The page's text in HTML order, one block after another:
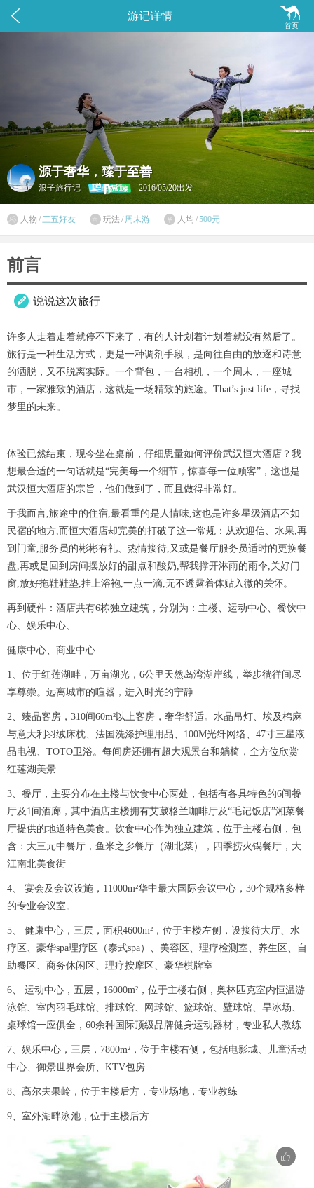
 
首页
游记详情
源于奢华，臻于至善
浪子旅行记 2016/05/20出发
 人物 / 三五好友  玩法 / 周末游  人均 /500元
前言
 说说这次旅行
许多人走着走着就停不下来了，有的人计划着计划着就没有然后了。
旅行是一种生活方式，更是一种调剂手段，是向往自由的放逐和诗意
的洒脱，又不脱离实际。一个背包，一台相机，一个周末，一座城
市，一家雅致的酒店，这就是一场精致的旅途。That’s just life，寻找
梦里的未来。
体验已然结束，现今坐在桌前，仔细思量如何评价武汉恒大酒店？我
想最合适的一句话就是“完美每一个细节，惊喜每一位顾客”，这也是
武汉恒大酒店的宗旨，他们做到了，而且做得非常好。
于我而言,旅途中的住宿,最看重的是人情味,这也是许多星级酒店不如
民宿的地方,而恒大酒店却完美的打破了这一常规：从欢迎信、水果,再
到门童,服务员的彬彬有礼、热情接待,又或是餐厅服务员适时的更换餐
盘,再或是回到房间摆放好的甜点和酸奶,帮我撑开淋雨的雨伞,关好门
窗,放好拖鞋鞋垫,挂上浴袍,一点一滴,无不透露着体贴入微的关怀。
再到硬件：酒店共有6栋独立建筑，分别为：主楼、运动中心、餐饮中
心、娱乐中心、
健康中心、商业中心
1、位于红莲湖畔，万亩湖光，6公里天然岛湾湖岸线，举步徜徉间尽
享尊崇。远离城市的喧嚣，进入时光的宁静
2、臻品客房，310间60m²以上客房，奢华舒适。水晶吊灯、埃及棉麻
与意大利羽绒床枕、法国洗涤护理用品、100M光纤网络、47寸三星液
晶电视、TOTO卫浴。每间房还拥有超大观景台和躺椅，全方位欣赏
红莲湖美景
3、餐厅，主要分布在主楼与饮食中心两处，包括有各具特色的6间餐
厅及1间酒廊，其中酒店主楼拥有艾葳格兰咖啡厅及“毛记饭店”湘菜餐
厅提供的地道特色美食。饮食中心作为独立建筑，位于主楼右侧，包
含：大三元中餐厅，鱼米之乡餐厅（湖北菜），四季捞火锅餐厅，大
江南北美食街
4、 宴会及会议设施，11000m²华中最大国际会议中心，30个规格多样
的专业会议室。
5、 健康中心，三层，面积4600m²，位于主楼左侧，设接待大厅、水
疗区、豪华spa理疗区（泰式spa）、美容区、理疗检测室、养生区、自
助餐区、商务休闲区、理疗按摩区、豪华棋牌室
6、 运动中心，五层，16000m²，位于主楼右侧，奥林匹克室内恒温游
泳馆、室内羽毛球馆、排球馆、网球馆、篮球馆、壁球馆、旱冰场、
桌球馆一应俱全，60余种国际顶级品牌健身运动器材，专业私人教练
7、娱乐中心，三层，7800m²，位于主楼右侧，包括电影城、儿童活动
中心、御景世界会所、KTV包房
8、高尔夫果岭，位于主楼后方，专业场地，专业教练
9、室外湖畔泳池，位于主楼后方